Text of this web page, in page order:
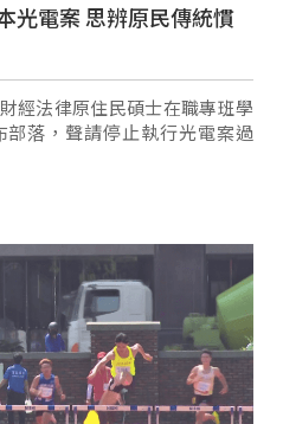
光電案 思辨原民傳統慣
經法律原住民碩士在職專班學
落，聲請停止執行光電案過